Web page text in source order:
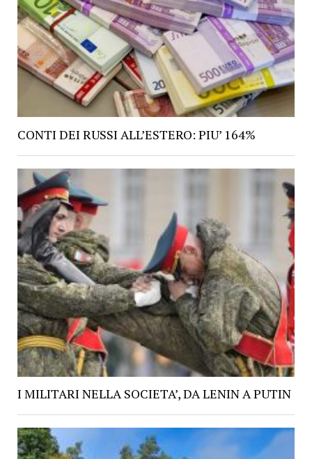
CONTI DEI RUSSI ALL’ESTERO: PIU’ 164%
I MILITARI NELLA SOCIETA’, DA LENIN A PUTIN